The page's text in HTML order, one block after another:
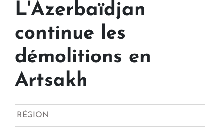
L'Azerbaïdjan
continue les
démolitions en
Artsakh
RÉGION